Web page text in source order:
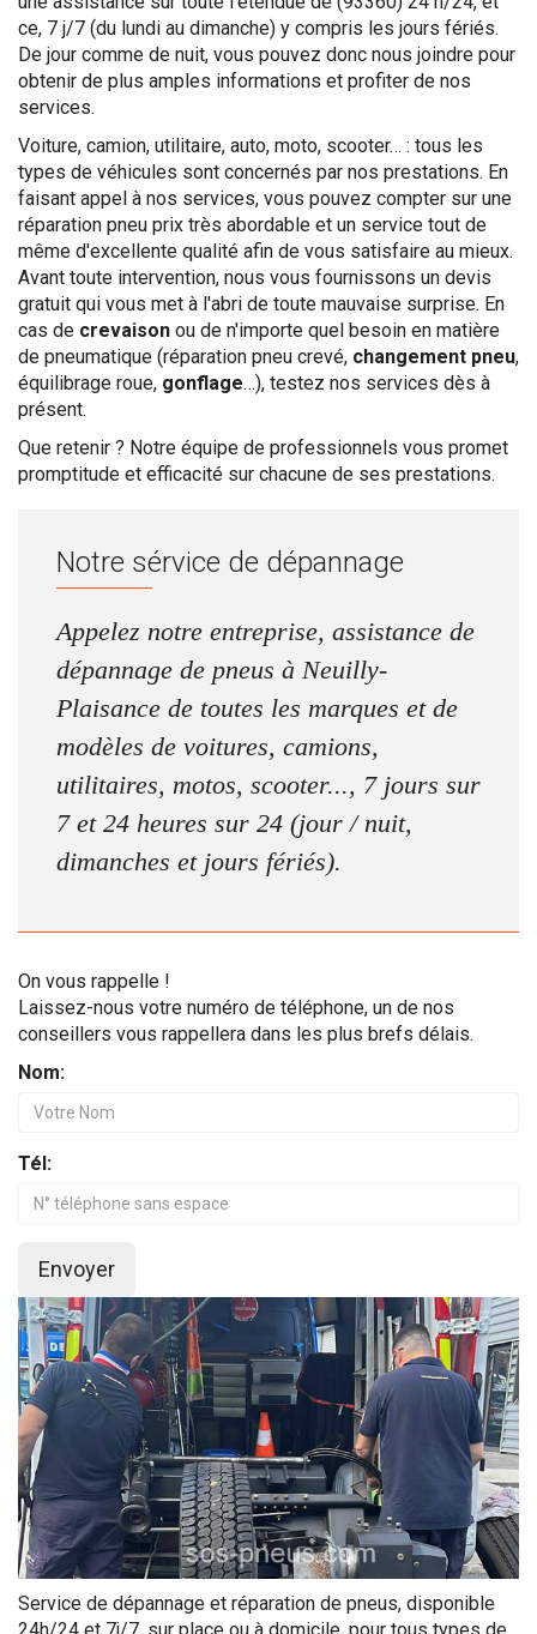
ce, 7 j/7 (du lundi au dimanche) y compris les jours fériés.
De jour comme de nuit, vous pouvez donc nous joindre pour
obtenir de plus amples informations et profiter de nos
services.
Voiture, camion, utilitaire, auto, moto, scooter… : tous les
types de véhicules sont concernés par nos prestations. En
faisant appel à nos services, vous pouvez compter sur une
réparation pneu prix très abordable et un service tout de
même d'excellente qualité afin de vous satisfaire au mieux.
Avant toute intervention, nous vous fournissons un devis
gratuit qui vous met à l'abri de toute mauvaise surprise. En
cas de crevaison ou de n'importe quel besoin en matière
de pneumatique (réparation pneu crevé, changement pneu,
équilibrage roue, gonflage…), testez nos services dès à
présent.
Que retenir ? Notre équipe de professionnels vous promet
promptitude et efficacité sur chacune de ses prestations.
Notre sérvice de dépannage
Appelez notre entreprise, assistance de
dépannage de pneus à Neuilly-
Plaisance de toutes les marques et de
modèles de voitures, camions,
utilitaires, motos, scooter..., 7 jours sur
7 et 24 heures sur 24 (jour / nuit,
dimanches et jours fériés).
On vous rappelle !
Laissez-nous votre numéro de téléphone, un de nos
conseillers vous rappellera dans les plus brefs délais.
Nom:
Tél:
Envoyer
Service de dépannage et réparation de pneus, disponible